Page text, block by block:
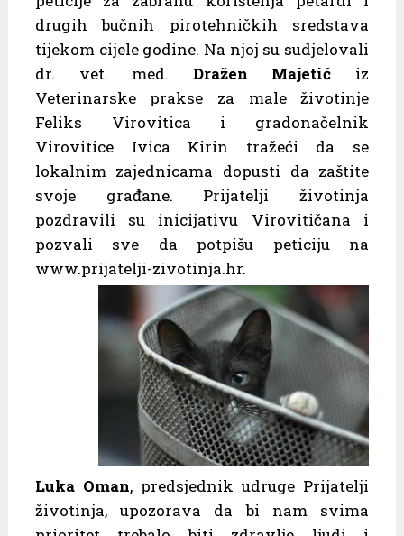
drugih bučnih pirotehničkih sredstava
tijekom cijele godine. Na njoj su sudjelovali
dr. vet. med. Dražen Majetić iz
Veterinarske prakse za male životinje
Feliks Virovitica i gradonačelnik
Virovitice Ivica Kirin tražeći da se
lokalnim zajednicama dopusti da zaštite
svoje građane. Prijatelji životinja
pozdravili su inicijativu Virovitičana i
pozvali sve da potpišu peticiju na
www.prijatelji-zivotinja.hr.
Luka Oman, predsjednik udruge Prijatelji
životinja, upozorava da bi nam svima